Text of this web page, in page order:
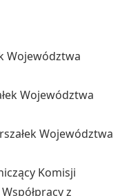
Województwa
Województwa
Województwa
Komisji
z